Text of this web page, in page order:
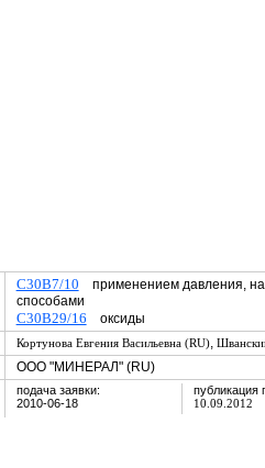
C30B7/10 применением давления,
способами
C30B29/16 оксиды
Кортунова Евгения Васильевна (RU),
ООО "МИНЕРАЛ" (RU)
подача заявки:
2010-06-18
публикация
10.09.2012